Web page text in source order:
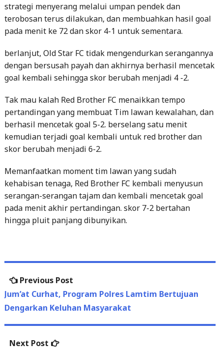
strategi menyerang melalui umpan pendek dan
terobosan terus dilakukan, dan membuahkan hasil goal
pada menit ke 72 dan skor 4-1 untuk sementara.
berlanjut, Old Star FC tidak mengendurkan serangannya
dengan bersusah payah dan akhirnya berhasil mencetak
goal kembali sehingga skor berubah menjadi 4 -2.
Tak mau kalah Red Brother FC menaikkan tempo
pertandingan yang membuat Tim lawan kewalahan, dan
berhasil mencetak goal 5-2. berselang satu menit
kemudian terjadi goal kembali untuk red brother dan
skor berubah menjadi 6-2.
Memanfaatkan moment tim lawan yang sudah
kehabisan tenaga, Red Brother FC kembali menyusun
serangan-serangan tajam dan kembali mencetak goal
pada menit akhir pertandingan. skor 7-2 bertahan
hingga pluit panjang dibunyikan.
Post
navigation
Previous PostPrevious
post:
Jum’at Curhat, Program Polres Lamtim Bertujuan
Dengarkan Keluhan Masyarakat
Next Post
Next